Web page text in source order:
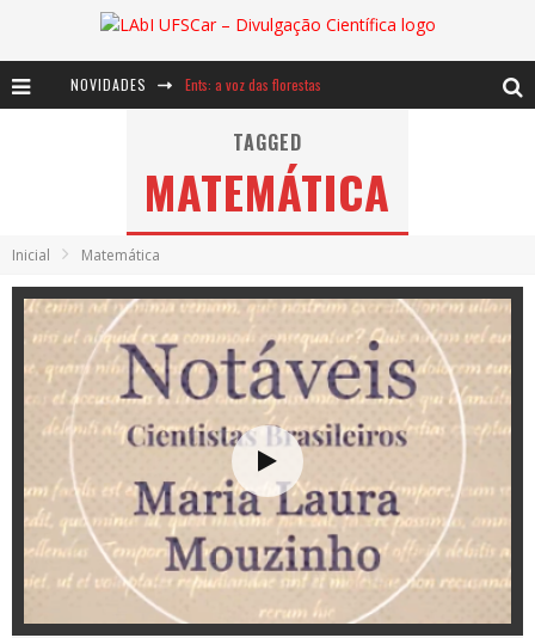
NOVIDADES Ents: a voz das florestas
Notáveis: Bertha Lutz
TAGGED
MATEMÁTICA
Inicial Matemática